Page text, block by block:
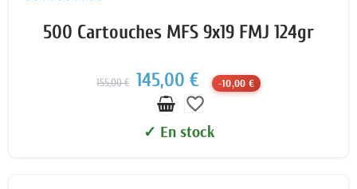
500 Cartouches MFS 9x19 FMJ 124gr
155,00 € 145,00 € -10,00 €
favorite_border
✓ En stock